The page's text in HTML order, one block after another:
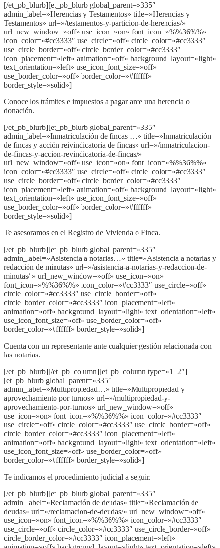
[/et_pb_blurb][et_pb_blurb global_parent=»335″
admin_label=»Herencias y Testamentos» title=»Herencias y
Testamentos» url=»/testamentos-y-particion-de-herencias/»
url_new_window=»off» use_icon=»on» font_icon=»%%36%%»
icon_color=»#cc3333″ use_circle=»off» circle_color=»#cc3333″
use_circle_border=»off» circle_border_color=»#cc3333″
icon_placement=»left» animation=»off» background_layout=»light»
text_orientation=»left» use_icon_font_size=»off»
use_border_color=»off» border_color=»#ffffff»
border_style=»solid»]
Conoce los trámites e impuestos a pagar ante una herencia o
donación.
[/et_pb_blurb][et_pb_blurb global_parent=»335″
admin_label=»Inmatriculación de fincas …» title=»Inmatriculación
de fincas y acción reivindicatoria de fincas» url=»/inmatriculacion-
de-fincas-y-accion-revindicatoria-de-fincas/»
url_new_window=»off» use_icon=»on» font_icon=»%%36%%»
icon_color=»#cc3333″ use_circle=»off» circle_color=»#cc3333″
use_circle_border=»off» circle_border_color=»#cc3333″
icon_placement=»left» animation=»off» background_layout=»light»
text_orientation=»left» use_icon_font_size=»off»
use_border_color=»off» border_color=»#ffffff»
border_style=»solid»]
Te asesoramos en el Registro de Vivienda o Finca.
[/et_pb_blurb][et_pb_blurb global_parent=»335″
admin_label=»Asistencia a notarias…» title=»Asistencia a notarias y
redacción de minutas» url=»/asistencia-a-notarias-y-redaccion-de-
minutas/ » url_new_window=»off» use_icon=»on»
font_icon=»%%36%%» icon_color=»#cc3333″ use_circle=»off»
circle_color=»#cc3333″ use_circle_border=»off»
circle_border_color=»#cc3333″ icon_placement=»left»
animation=»off» background_layout=»light» text_orientation=»left»
use_icon_font_size=»off» use_border_color=»off»
border_color=»#ffffff» border_style=»solid»]
Cuenta con un representante ante cualquier gestión relacionada con
las notarias.
[/et_pb_blurb][/et_pb_column][et_pb_column type=»1_2″]
[et_pb_blurb global_parent=»335″
admin_label=»Multipropiedad…» title=»Multipropiedad y
aprovechamiento por turnos» url=»/multipropiedad-y-
aprovechamiento-por-turnos» url_new_window=»off»
use_icon=»on» font_icon=»%%36%%» icon_color=»#cc3333″
use_circle=»off» circle_color=»#cc3333″ use_circle_border=»off»
circle_border_color=»#cc3333″ icon_placement=»left»
animation=»off» background_layout=»light» text_orientation=»left»
use_icon_font_size=»off» use_border_color=»off»
border_color=»#ffffff» border_style=»solid»]
Te indicamos el procedimiento judicial a seguir.
[/et_pb_blurb][et_pb_blurb global_parent=»335″
admin_label=»Reclamación de deudas» title=»Reclamación de
deudas» url=»/reclamacion-de-deudas/» url_new_window=»off»
use_icon=»on» font_icon=»%%36%%» icon_color=»#cc3333″
use_circle=»off» circle_color=»#cc3333″ use_circle_border=»off»
circle_border_color=»#cc3333″ icon_placement=»left»